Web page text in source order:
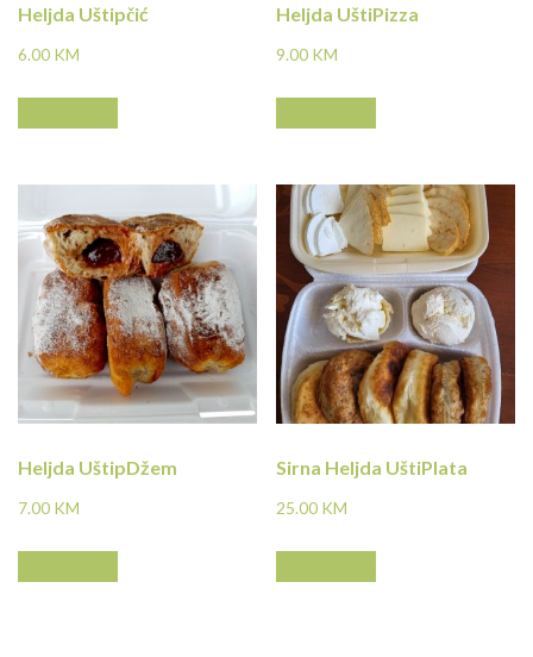
Heljda Uštipčić
6.00 KM
Heljda UštiPizza
9.00 KM
Heljda UštipDžem
7.00 KM
Sirna Heljda UštiPlata
25.00 KM